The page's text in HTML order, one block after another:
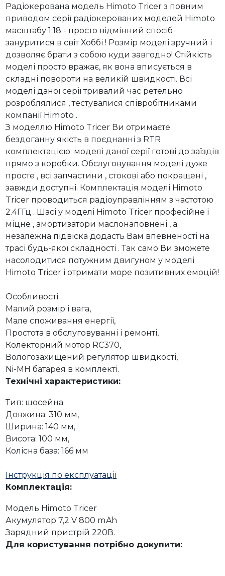
Радіокерована модель Himoto Tricer з повним
приводом серії радіокерованих моделей Himoto
масштабу 1:18 - просто відмінний спосіб
зануритися в світ Хоббі ! Розмір моделі зручний і
дозволяє брати з собою куди завгодно! Стійкість
моделі просто вражає, як вона вписується в
складні повороти на великій швидкості. Всі
моделі даної серії тривалий час ретельно
розроблялися , тестувалися співробітниками
компанії Himoto .
З моделлю Himoto Tricer Ви отримаєте
бездоганну якість в поєднанні з RTR
комплектацією: моделі даної серії готові до заїздів
прямо з коробки. Обслуговування моделі дуже
просте , всі запчастини , стокові або покращені ,
завжди доступні. Комплектація моделі Himoto
Tricer проводиться радіоуправлінням з частотою
2.4ГГц . Шасі у моделі Himoto Tricer професійне і
міцне , амортизатори маслонаповнені , а
незалежна підвіска додасть Вам впевненості на
трасі будь-якої складності . Так само Ви зможете
насолодитися потужним двигуном у моделі
Himoto Tricer і отримати море позитивних емоцій!
Особливості:
Малий розмір і вага,
Мале споживання енергії,
Простота в обслуговуванні і ремонті,
Колекторний мотор RC370,
Вологозахищений регулятор швидкості,
Ni-MH батарея в комплекті.
Технічні характеристики:
Тип: шосейна
Довжина: 310 мм,
Ширина: 140 мм,
Висота: 100 мм,
Колісна база: 166 мм
Інструкція по експлуатації
Комплектація:
Модель Himoto Tricer
Акумулятор 7,2 V 800 mAh
Зарядний пристрій 220В.
Для користування потрібно докупити: